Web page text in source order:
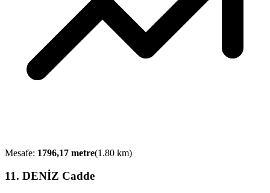
Mesafe: 1796,17 metre(1.80 km)
11. DENİZ Cadde